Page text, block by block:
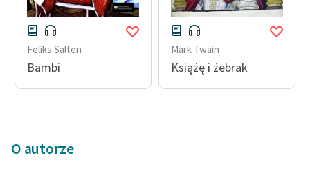
Feliks Salten
Bambi
Mark Twain
Książę i żebrak
O autorze